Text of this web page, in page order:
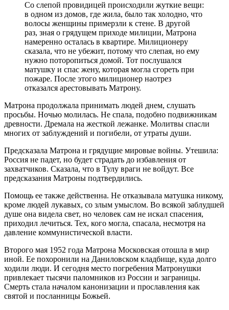
Со слепой провидицей происходили жуткие вещи:
в одном из домов, где жила, было так холодно, что
волосы женщины примерзли к стене. В другой
раз, зная о грядущем приходе милиции, Матрона
намеренно осталась в квартире. Милиционеру
сказала, что не убежит, потому что слепая, но ему
нужно поторопиться домой. Тот послушался
матушку и спас жену, которая могла сгореть при
пожаре. После этого милиционер наотрез
отказался арестовывать Матрону.
Матрона продолжала принимать людей днем, слушать
просьбы. Ночью молилась. Не спала, подобно подвижникам
древности. Дремала на жесткой лежанке. Молитвы спасли
многих от заблуждений и погибели, от утраты души.
Предсказала Матрона и грядущие мировые войны. Утешила:
Россия не падет, но будет страдать до избавления от
захватчиков. Сказала, что в Тулу враги не войдут. Все
предсказания Матроны подтвердились.
Помощь ее также действенна. Не отказывала матушка никому,
кроме людей лукавых, со злым умыслом. Во всякой заблудшей
душе она видела свет, но человек сам не искал спасения,
приходил лечиться. Тех, кого могла, спасала, несмотря на
давление коммунистической власти.
Второго мая 1952 года Матрона Московская отошла в мир
иной. Ее похоронили на Даниловском кладбище, куда долго
ходили люди. И сегодня место погребения Матронушки
привлекает тысячи паломников из России и заграницы.
Смерть стала началом канонизации и прославления как
святой и посланницы Божьей.